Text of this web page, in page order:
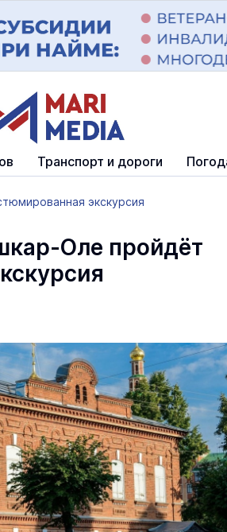
Транспорт и дороги
экскурсия
Оле пройдёт